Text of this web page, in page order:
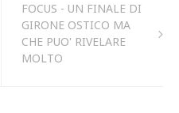
FOCUS - UN FINALE DI
GIRONE OSTICO MA
CHE PUO' RIVELARE
MOLTO